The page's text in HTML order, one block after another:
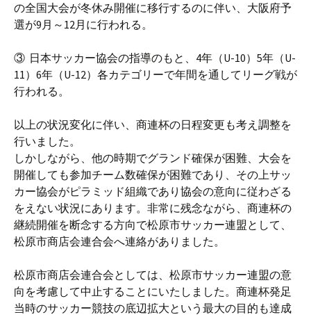
の全国大会が冬休み開催に移行するのに伴い、大阪府予
選が9月～12月に行われる。
③ 日本サッカー協会の指導のもと、4年（U-10）5年（U-
11）6年（U-12）各カテゴリーで年間を通してリーグ戦が
行われる。
以上の状況変化に伴い、商連杯の日程変更も考え調整を
行いました。
しかしながら、他の時期でグランド確保が困難、大会を
開催しても参加チーム数確保が困難であり、その上サッ
カー協会がピラミッド組織であり協会の意向に従わざる
をえない状況にあります。非常に残念ながら、商連杯の
継続開催を断念する方向で松原市サッカー連盟として、
松原市商店会連合会へ連絡がありました。
松原市商店会連合会としては、松原市サッカー連盟の意
向を考慮して中止することにいたしました。商連杯発足
当時のサッカー競技の底辺拡大という最大の目的も達成